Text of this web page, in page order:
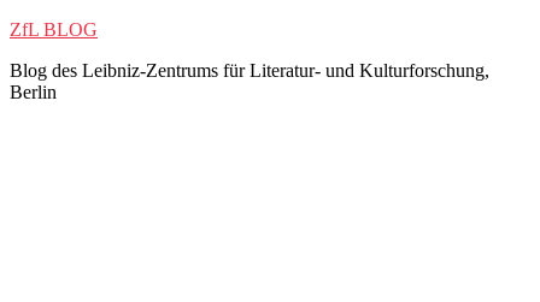
Zum
springen
ZfL BLOG
Blog des Leibniz-Zentrums für Literatur- und Kulturforschung,
Berlin